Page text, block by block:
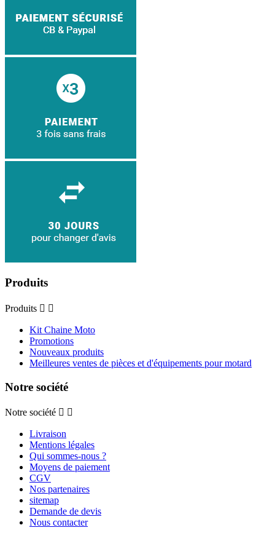
Produits
Produits  
Kit Chaine Moto
Promotions
Nouveaux produits
Meilleures ventes de pièces et d'équipements pour motard
Notre société
Notre société  
Livraison
Mentions légales
Qui sommes-nous ?
Moyens de paiement
CGV
Nos partenaires
sitemap
Demande de devis
Nous contacter